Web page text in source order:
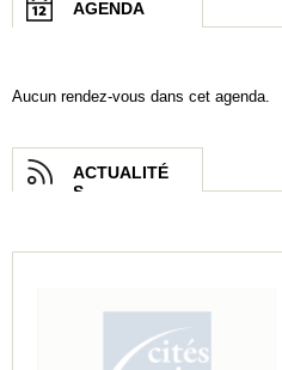
AGENDA
Aucun rendez-vous dans cet agenda.
ACTUALITÉ
S